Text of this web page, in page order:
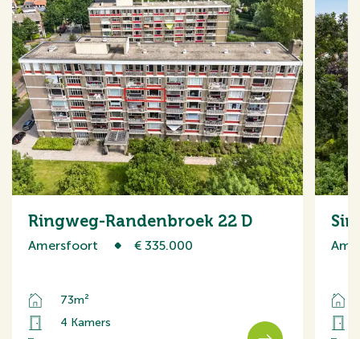
Ringweg-Randenbroek 22 D
Amersfoort € 335.000
73m²
4 Kamers